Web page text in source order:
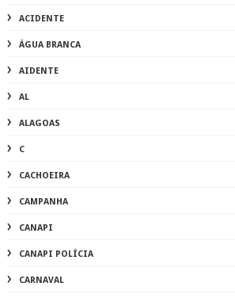
ACIDENTE
ÁGUA BRANCA
AIDENTE
AL
ALAGOAS
C
CACHOEIRA
CAMPANHA
CANAPI
CANAPI POLÍCIA
CARNAVAL